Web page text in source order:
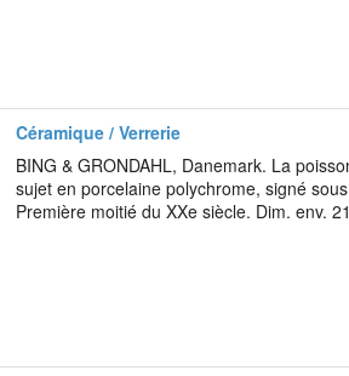
Céramique / Verrerie
BING & GRONDAHL, Danemark. La
sujet en porcelaine polychrome, signé
Première moitié du XXe siècle. Dim. env.